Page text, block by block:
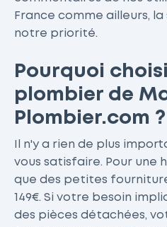
France comme ailleurs,
notre priorité.
Pourquoi
plombier de
Plombier.com ?
Il n'y a rien de plus
vous satisfaire. Pour une
que des petites
149€. Si votre besoin
des pièces détachées,